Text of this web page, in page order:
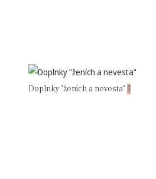
Doplnky "ženích a nevesta" 1